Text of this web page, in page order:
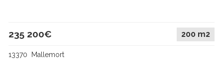
235 200€ 200 m2
13370 Mallemort